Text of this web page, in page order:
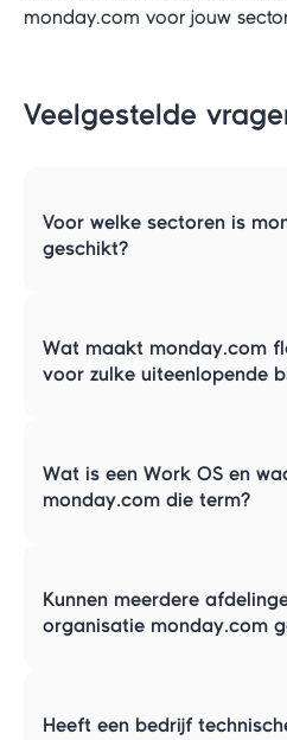
monday.com voor jouw
Veelgestelde
Voor welke sectoren is
geschikt?
Wat maakt monday.com
voor zulke uiteenlopende
Wat is een Work OS en
monday.com die term?
Kunnen meerdere
organisatie monday.com
Heeft een bedrijf